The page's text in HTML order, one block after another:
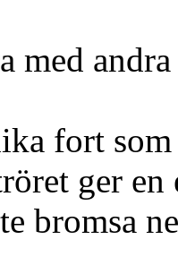
med
fort
ger
bromsa